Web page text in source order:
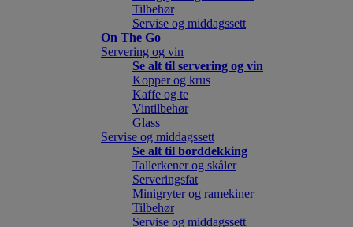
Tilbehør
Servise og middagssett
On The Go
Servering og vin
Se alt til servering og vin
Kopper og krus
Kaffe og te
Vintilbehør
Glass
Servise og middagssett
Se alt til borddekking
Tallerkener og skåler
Serveringsfat
Minigryter og ramekiner
Tilbehør
Servise og middagssett